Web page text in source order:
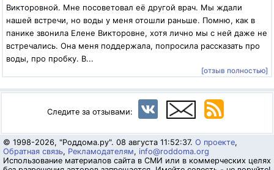
Викторовной. Мне посоветовал её другой врач. Мы ждали
нашей встречи, но воды у меня отошли раньше. Помню, как в
панике звонила Елене Викторовне, хотя лично мы с ней даже не
встречались. Она меня поддержала, попросила рассказать про
воды, про пробку. В...
[отзыв полностью]
Следите за отзывами:
© 1998-2026, "Роддома.ру". 08 августа 11:52:37. О проекте,
Обратная связь, Рекламодателям, info@roddoma.org
Использование материалов сайта в СМИ или в коммерческих целях